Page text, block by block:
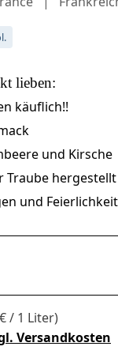
lieben:
käuflich!!
und Kirsche
Traube hergestellt
und
/ 1 Liter)
Versandkosten